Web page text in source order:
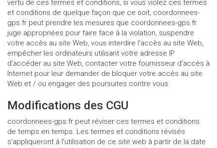
vertu de ces termes et conditions, si vous violez ces termes
et conditions de quelque façon que ce soit, coordonnees-
gps.fr peut prendre les mesures que coordonnees-gps.fr
juge appropriées pour faire face à la violation, suspendre
votre accès au site Web, vous interdire l'accès au site Web,
empêcher les ordinateurs utilisant votre adresse IP
d'accéder au site Web, contacter votre fournisseur d'accès à
Internet pour leur demander de bloquer votre accès au site
Web et / ou engager des poursuites contre vous.
Modifications des CGU
coordonnees-gps.fr peut réviser ces termes et conditions
de temps en temps. Les termes et conditions révisés
s'appliqueront à l'utilisation de ce site web à partir de la date